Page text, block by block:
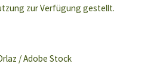
zur Verfügung gestellt.
/ Adobe Stock